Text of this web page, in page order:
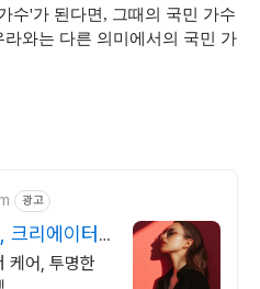
수'가 된다면, 그때의 국민 가수
와는 다른 의미에서의 국민 가
광고
크리에이터,
케어, 투명한